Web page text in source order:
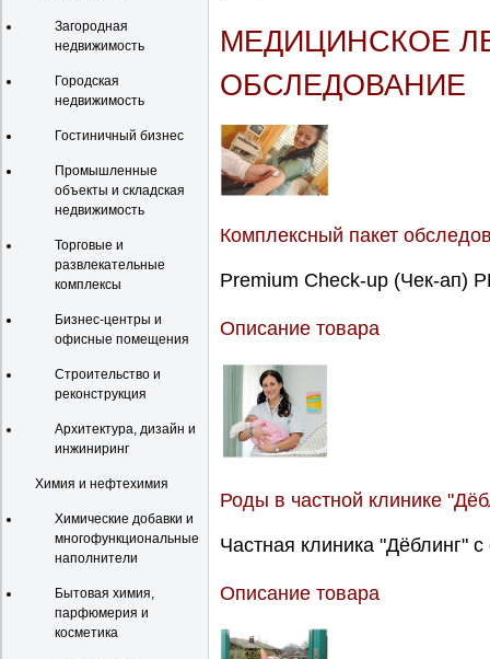
Загородная
недвижимость
Городская
недвижимость
Гостиничный бизнес
Промышленные
объекты и складская
недвижимость
Торговые и
развлекательные
комплексы
Бизнес-центры и
офисные помещения
Строительство и
реконструкция
Архитектура, дизайн и
инжиниринг
Химия и нефтехимия
Химические добавки и
многофункциональные
наполнители
Бытовая химия,
парфюмерия и
косметика
МЕДИЦИНСКОЕ
ОБСЛЕДОВАНИЕ
Комплексный пакет
Premium Check-up (Чек-ап)
Описание товара
Роды в частной клинике
Частная клиника "Дёблинг"
Описание товара